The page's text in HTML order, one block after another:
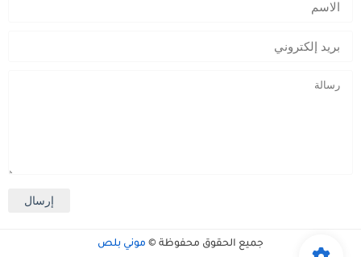
جميع الحقوق محفوظة © موني بلص